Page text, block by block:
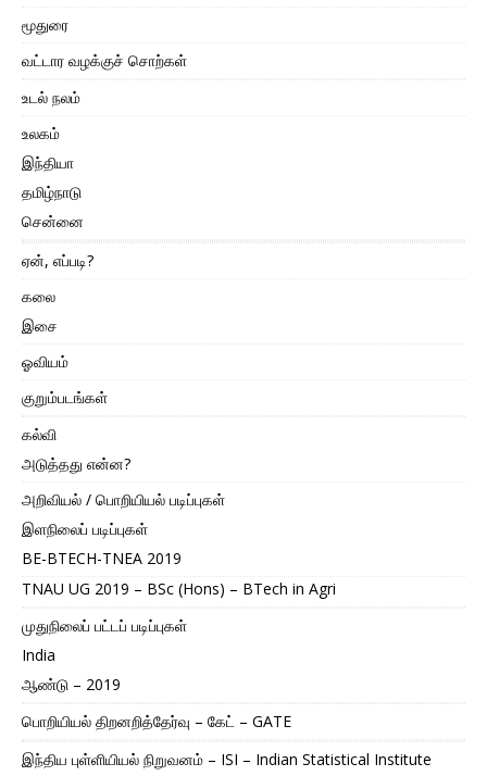
மூதுரை
வட்டார வழக்குச் சொற்கள்
உடல் நலம்
உலகம்
இந்தியா
தமிழ்நாடு
சென்னை
ஏன், எப்படி?
கலை
இசை
ஓவியம்
குறும்படங்கள்
கல்வி
அடுத்தது என்ன?
அறிவியல் / பொறியியல் படிப்புகள்
இளநிலைப் படிப்புகள்
BE-BTECH-TNEA 2019
TNAU UG 2019 – BSc (Hons) – BTech in Agri
முதுநிலைப் பட்டப் படிப்புகள்
India
ஆண்டு – 2019
பொறியியல் திறனறித்தேர்வு – கேட் – GATE
இந்திய புள்ளியியல் நிறுவனம் – ISI – Indian Statistical Institute